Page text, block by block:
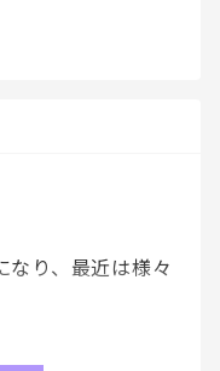
ども対象になる
、そこらへん
なり、最近は様々
ポートを受けられ